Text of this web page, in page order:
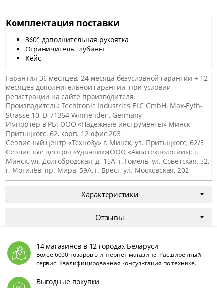
Комплектация поставки
360° дополнительная рукоятка
Ограничитель глубины
Кейс
Гарантия 36 месяцев. 24 месяца безусловной гарантии + 12
месяцев дополнительной гарантии, при условии
регистрации на сайте производителя.
Производитель: Techtronic Industries ELC GmbH. Max-Eyth-
Strasse 10, D-71364 Winnenden, Germany
Импортер в РБ: ООО «Надежные инструменты» Минск,
Притыцкого, 62, корп. 12 офис 203
Сервисный центр «ТехноЗу» г. Минск, ул. Притыцкого, 62/5
Сервисные центры «Удачник»(ООО «Акватехнологии»): г.
Минск, ул. Долгобродская, д. 16А, г. Гомель, ул. Советская, 52,
г. Могилёв, пр. Мира, 59А, г. Брест, ул. Московская, 202
Характеристики
Отзывы
14 магазинов в 12 городах Беларуси
Более 6000 товаров в интернет-магазине. Расширенный
сервис. Квалифицированная консультация по технике.
Выгодные покупки